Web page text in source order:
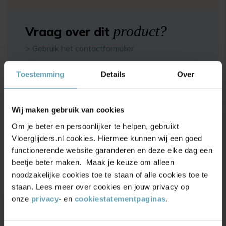
Toestemming Details Over
Wij maken gebruik van cookies
Om je beter en persoonlijker te helpen, gebruikt
Vloerglijders.nl cookies. Hiermee kunnen wij een goed
functionerende website garanderen en deze elke dag een
beetje beter maken. Maak je keuze om alleen
noodzakelijke cookies toe te staan of alle cookies toe te
staan. Lees meer over cookies en jouw privacy op
onze privacy- en cookiestatementpaginas.
Vraag over dit product?
> Gebruik het contactformulier
Specificaties
Beschrijving
Productbeoordelingen
4.9/5(17.500+ reviews)